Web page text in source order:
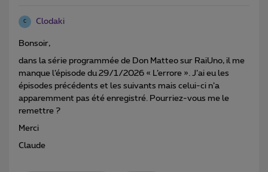
C Clodaki
Bonsoir,
dans la série programmée de Don Matteo sur RaiUno, il me
manque l’épisode du 29/1/2026 « L’errore ». J’ai eu les
épisodes précédents et les suivants mais celui-ci n’a
apparemment pas été enregistré. Pourriez-vous me le
remettre ?
Merci
Claude